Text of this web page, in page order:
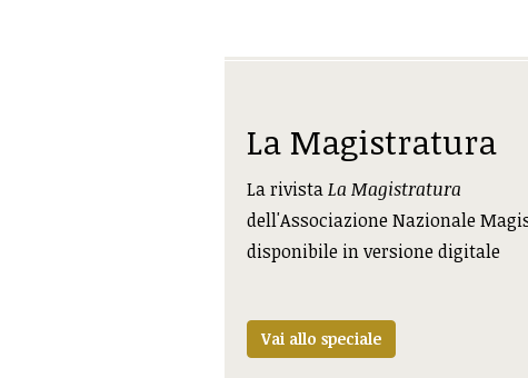
La Magistratura
La rivistaLa Magistratura
dell'Associazione Nazionale
disponibile in versione digitale
Vai allo speciale